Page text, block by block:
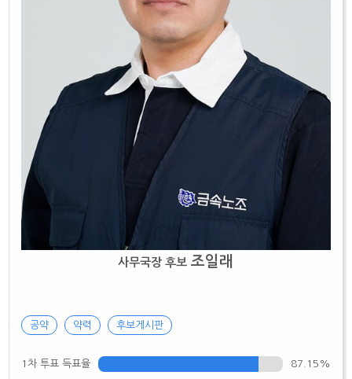
사무국장 후보 조일래
공약 약력 후보게시판
1차 투표 득표율 87.15%